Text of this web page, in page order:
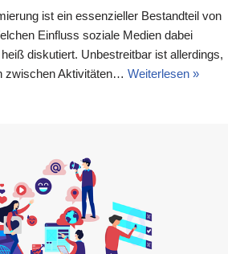
ist ein essenzieller Bestandteil von
Einfluss soziale Medien dabei
diskutiert. Unbestreitbar ist allerdings,
zwischen Aktivitäten… Weiterlesen »